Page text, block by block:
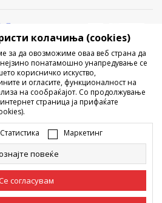
или користење на содржината од
Vision, делумно или целосно a се
марки, комерцијални содржини, ниту
лица, јавно да се објавуваат или да
без писмена согласност од БДС.МК
ДООЕЛ.
попрецизни во описот на производот,
но не можеме да гарантираме дака
и без грешка. Сите прикажани
во секој момент. Достапноста на
и на телефонскиот број 02 3055
колачиња (cookies)
за да овозможиме оваа веб страна да
понатамошно унапредување се
корисничко искуство,
и огласите, функционалност на
на сообраќајот. Со продолжување
страница ја прифаќате
Статистика Маркетинг
повеќе
согласувам